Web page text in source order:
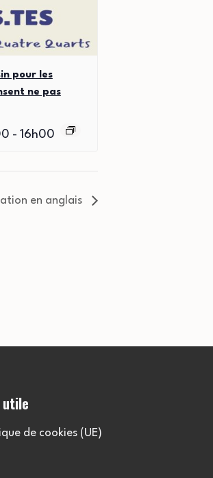
pour les
ne pas
- 16h00
en anglais
utile
de cookies (UE)